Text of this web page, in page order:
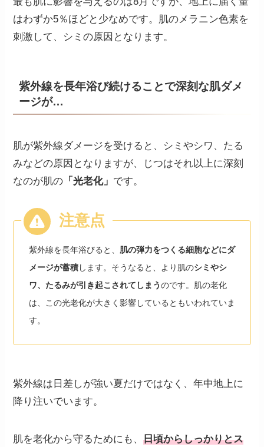
はわずか5％ほどと少なめです。肌のメラニン色素を
刺激して、シミの原因となります。
紫外線を長年浴び続けることで深刻な肌ダメ
ージが…
肌が紫外線ダメージを受けると、シミやシワ、たる
みなどの原因となりますが、じつはそれ以上に深刻
なのが肌の 「光老化」 です。
紫外線を長年浴びると、 肌の弾力をつくる細胞などにダ
メージが蓄積します。そうなると、より肌のシミやシ
ワ、たるみが引き起こされてしまうのです。肌の老化
は、この光老化が大きく影響しているともいわれていま
す。
紫外線は日差しが強い夏だけではなく、年中地上に
降り注いでいます。
肌を老化から守るためにも、日頃からしっかりとス